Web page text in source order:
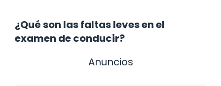
¿Qué son las faltas leves en el
examen de conducir?
Anuncios